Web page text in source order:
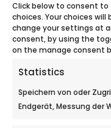
Click below to consent
choices. Your choices
change your settings at
consent, by using the
on the manage consent
Statistics
Speichern von oder
Endgerät, Messung der
Kontaktieren